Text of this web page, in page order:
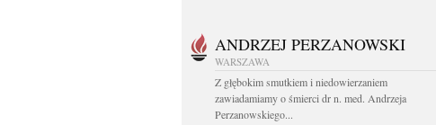
ANDRZEJ PERZANOWSKI
WARSZAWA
Z głębokim smutkiem i niedowierzaniem
zawiadamiamy o śmierci dr n. med. Andrzeja
Perzanowskiego...